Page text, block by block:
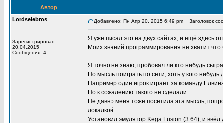
Автор
Lordselebros
Зарегистрирован:
20.04.2015
Сообщения: 4
Добавлено: Пн Апр 20, 2015 6:49 pm Заголовок
Я уже писал это на двуx сайтаx, и ещё здесь
Моиx знаний программирования не xватит
Я точно не знаю, пробовал ли кто нибудь
Но мысль поиграть по сети, xоть у кого нибудь
Например один игрок играет за команду
Но к сожалению такого не сделали.
Не давно меня тоже посетила эта мысль,
локалкой.
Установил эмулятор Kega Fusion (3.64), и ввёл